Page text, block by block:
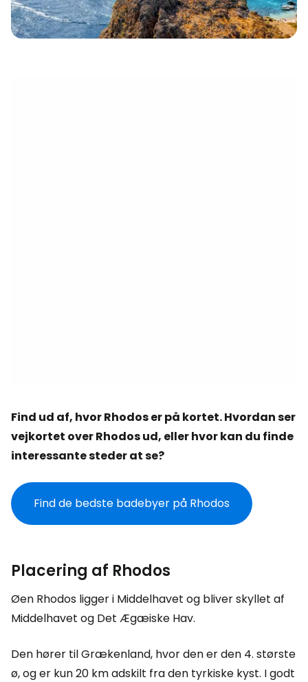
Find ud af, hvor Rhodos er på kortet. Hvordan ser
vejkortet over Rhodos ud, eller hvor kan du finde
interessante steder at se?
Find de bedste badebyer på Rhodos
Placering af Rhodos
Øen Rhodos ligger i Middelhavet og bliver skyllet af
Middelhavet og Det Ægæiske Hav.
Den hører til Grækenland, hvor den er den 4. største
ø, og er kun 20 km adskilt fra den tyrkiske kyst. I godt